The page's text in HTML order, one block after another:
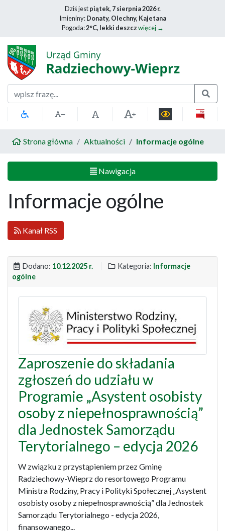
Dziś jestpiątek, 7 sierpnia 2026 r.
Imieniny:Donaty, Olechny, Kajetana
Pogoda:2°C, lekki deszczwięcej →
Szukaj
Strona główna Aktualności Informacje ogólne
Nawigacja
Informacje ogólne
Kanał RSS
Dodano: 10.12.2025 r. Kategoria: Informacje
ogólne
Zaproszenie do składania
zgłoszeń do udziału w
Programie „Asystent osobisty
osoby z niepełnosprawnością”
dla Jednostek Samorządu
Terytorialnego – edycja 2026
W związku z przystąpieniem przez Gminę
Radziechowy-Wieprz do resortowego Programu
Ministra Rodziny, Pracy i Polityki Społecznej „Asystent
osobisty osoby z niepełnosprawnością” dla Jednostek
Samorządu Terytorialnego - edycja 2026,
finansowanego...